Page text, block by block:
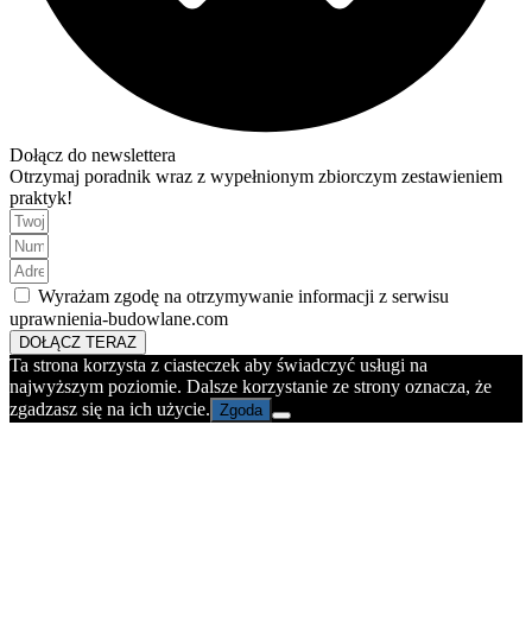
Dołącz do newslettera
Otrzymaj poradnik wraz z wypełnionym zbiorczym zestawieniem
praktyk!
Wyrażam zgodę na otrzymywanie informacji z serwisu
uprawnienia-budowlane.com
DOŁĄCZ TERAZ
Ta strona korzysta z ciasteczek aby świadczyć usługi na
najwyższym poziomie. Dalsze korzystanie ze strony oznacza, że
zgadzasz się na ich użycie. Zgoda